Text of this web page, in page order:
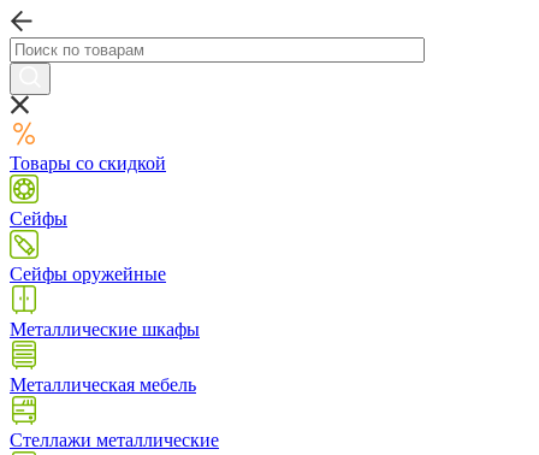
Товары со скидкой
Сейфы
Сейфы оружейные
Металлические шкафы
Металлическая мебель
Стеллажи металлические